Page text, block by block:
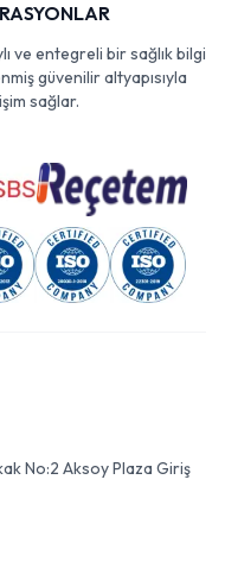
ve entegreli bir sağlık bilgi
güvenilir altyapısıyla
sağlar.
No:2 Aksoy Plaza Giriş